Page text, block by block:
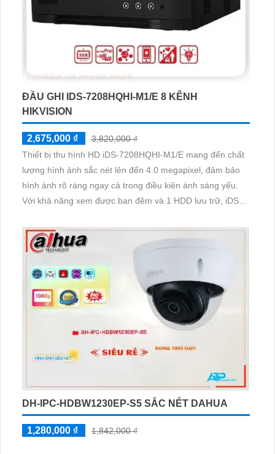
ĐẦU GHI IDS-7208HQHI-M1/E 8 KÊNH
HIKVISION
2,675,000 ₫
3,820,000 ₫
Thiết bị thu hình HD iDS-7208HQHI-M1/E mang đến chất
lượng hình ảnh sắc nét lên đến 4.0 megapixel, đảm bảo
hình ảnh rõ ràng ngay cả trong điều kiện ánh sáng yếu.
Với khả năng xem được ban đêm và 1 HDD lưu trữ, iDS-
cho độ phân giải cao. Ngoài ra, thiết bị này còn kết hợp
thêm 4 camera IP, phù hợp cho việc giám sát trong kho
DH-IPC-HDBW1230EP-S5 SẮC NÉT DAHUA
1,280,000 ₫ 1,842,000 ₫